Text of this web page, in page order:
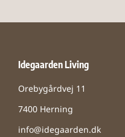
Idegaarden Living
Orebygårdvej 11
7400 Herning
info@idegaarden.dk